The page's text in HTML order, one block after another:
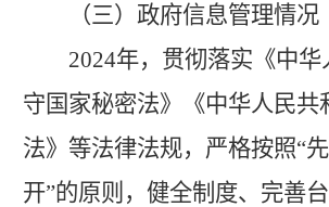
（三）政府信息管理情况
2024年， 贯彻落实 《中
守国家秘密法》
《中华人民
法》 等法律法规， 严格按照“
开”的原则， 健全制度、完善